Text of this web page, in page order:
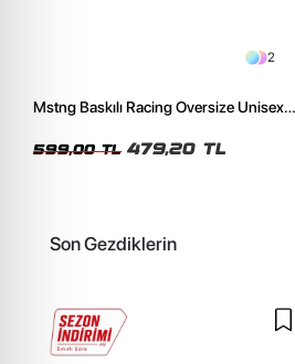
2
Mstng Baskılı Racing Oversize Unisex
599,00 TL 479,20 TL
Son Gezdiklerin